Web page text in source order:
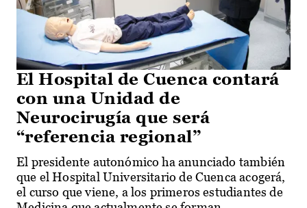
El Hospital de Cuenca contará
con una Unidad de
Neurocirugía que será
“referencia regional”
El presidente autonómico ha anunciado también
que el Hospital Universitario de Cuenca acogerá,
el curso que viene, a los primeros estudiantes de